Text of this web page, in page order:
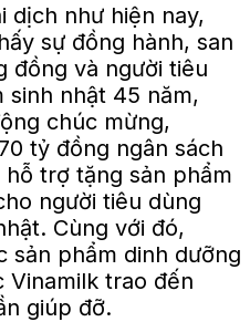
dịch như hiện nay,
sự đồng hành, san
đồng và người tiêu
sinh nhật 45 năm,
chúc mừng,
tỷ đồng ngân sách
trợ tặng sản phẩm
người tiêu dùng
Cùng với đó,
sản phẩm dinh dưỡng
Vinamilk trao đến
giúp đỡ.